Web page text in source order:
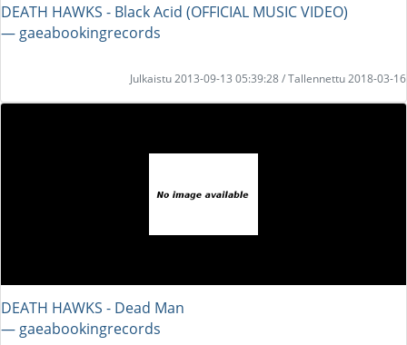
DEATH HAWKS - Black Acid (OFFICIAL MUSIC VIDEO)
― gaeabookingrecords
Julkaistu 2013-09-13 05:39:28 / Tallennettu 2018-03-16
DEATH HAWKS - Dead Man
― gaeabookingrecords